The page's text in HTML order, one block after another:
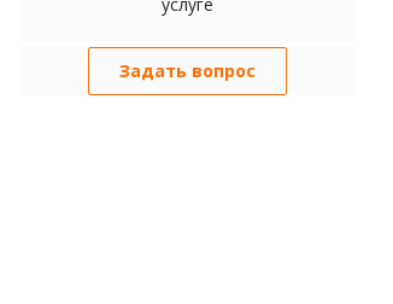
Задать вопрос